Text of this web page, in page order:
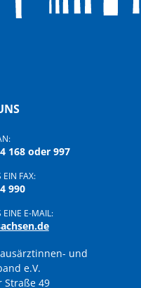
168 oder 997
EIN FAX:
990
EINE E-MAIL:
und
e.V.
Straße 49